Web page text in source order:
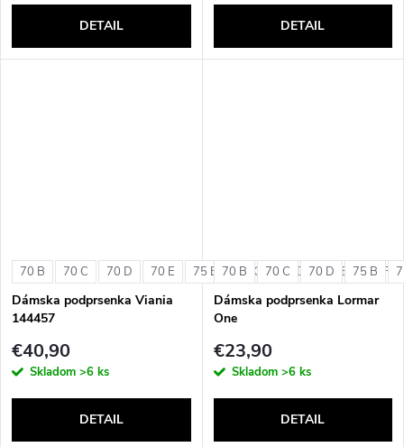
DETAIL DETAIL
70 B 70 C 70 D 70 E 75 B 75 C 75 D 75 E 75 F
Dámska podprsenka Viania
144457
€40,90
Skladom >6 ks
DETAIL
70 B 70 C 70 D 75 B
Dámska podprsenka Lormar
One
€23,90
Skladom >6 ks
DETAIL